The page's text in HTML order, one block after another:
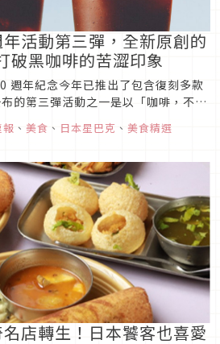
活動第三彈，全新原創的
破黑咖啡的苦澀印象
週年紀念今年已推出了包含復刻多款
的第三彈活動之一是以「咖啡，不止
みもの以上だ。）」為主軸，推出二
味較低的咖啡飲品。另外也有為 30
報 、 美食 、 日本星巴克 、 美食精選
名店轉生！日本饕客也喜愛